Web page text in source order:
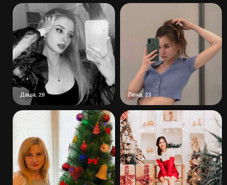
Даша 29 Лена, 23